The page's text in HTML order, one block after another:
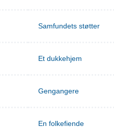
Samfundets støtter
Et dukkehjem
Gengangere
En folkefiende